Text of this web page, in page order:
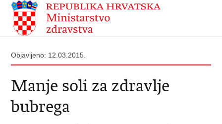
Objavljeno: 12.03.2015.
Manje soli za zdravlje
bubrega